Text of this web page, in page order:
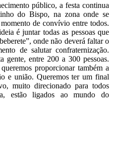
público, a festa continua
do Bispo, na zona onde se
de convívio entre todos.
é juntar todas as pessoas que
onde não deverá faltar o
de salutar confraternização.
gente, entre 200 a 300 pessoas.
proporcionar também a
e união. Queremos ter um final
muito direcionado para todos
estão ligados ao mundo do